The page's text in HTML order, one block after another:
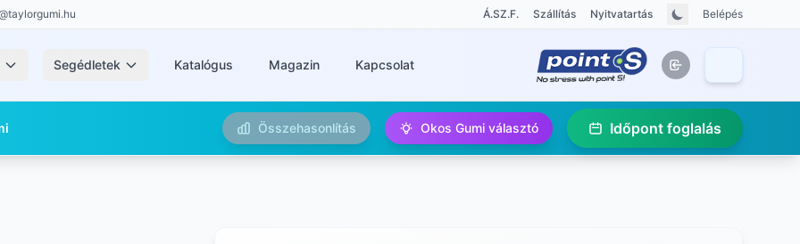
Á.SZ.F. Szállítás Nyitvatartás Belépés
Segédletek Katalógus Magazin Kapcsolat
Összehasonlítás Okos Gumi választó Időpont foglalás